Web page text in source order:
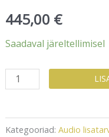
445,00 €
Saadaval järeltellimisel
Quartorigo
Corda
RCA
Kategooriad:Audio